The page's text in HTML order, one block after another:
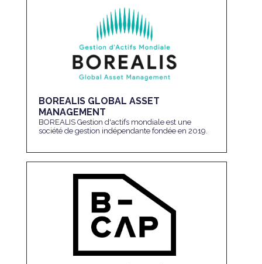
BOREALIS GLOBAL ASSET
MANAGEMENT
BOREALIS Gestion d'actifs mondiale est une
société de gestion indépendante fondée en 2019.